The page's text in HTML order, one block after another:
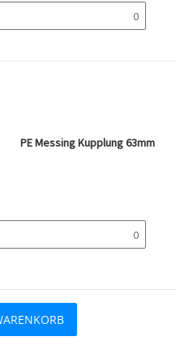
PE Messing Kupplung 63mm